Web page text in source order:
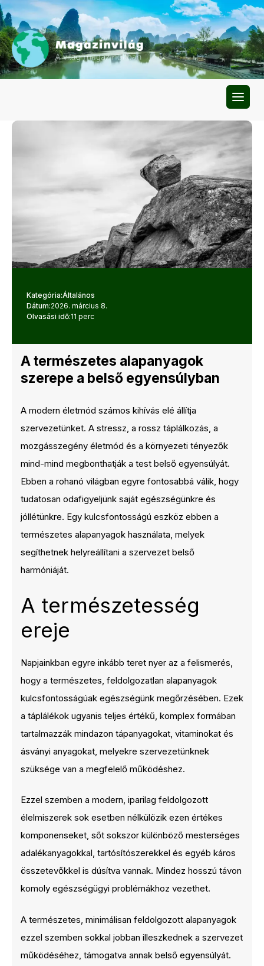
Kategória:Általános
Dátum:2026. március 8.
Olvasási idő:11 perc
A természetes alapanyagok
szerepe a belső egyensúlyban
A modern életmód számos kihívás elé állítja
szervezetünket. A stressz, a rossz táplálkozás, a
mozgásszegény életmód és a környezeti tényezők
mind-mind megbonthatják a test belső egyensúlyát.
Ebben a rohanó világban egyre fontosabbá válik, hogy
tudatosan odafigyeljünk saját egészségünkre és
jóllétünkre. Egy kulcsfontosságú eszköz ebben a
természetes alapanyagok használata, melyek
segíthetnek helyreállítani a szervezet belső
harmóniáját.
A természetesség
ereje
Napjainkban egyre inkább teret nyer az a felismerés,
hogy a természetes, feldolgozatlan alapanyagok
kulcsfontosságúak egészségünk megőrzésében. Ezek
a táplálékok ugyanis teljes értékű, komplex formában
tartalmazzák mindazon tápanyagokat, vitaminokat és
ásványi anyagokat, melyekre szervezetünknek
szüksége van a megfelelő működéshez.
Ezzel szemben a modern, iparilag feldolgozott
élelmiszerek sok esetben nélkülözik ezen értékes
komponenseket, sőt sokszor különböző mesterséges
adalékanyagokkal, tartósítószerekkel és egyéb káros
összetevőkkel is dúsítva vannak. Mindez hosszú távon
komoly egészségügyi problémákhoz vezethet.
A természetes, minimálisan feldolgozott alapanyagok
ezzel szemben sokkal jobban illeszkednek a szervezet
működéséhez, támogatva annak belső egyensúlyát.